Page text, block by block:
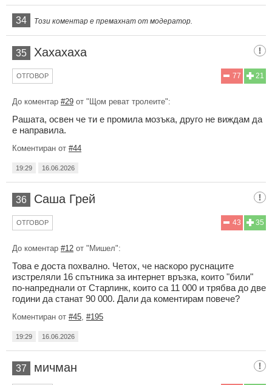
34 Този коментар е премахнат от модератор.
35 Хахахаха
21
77
ОТГОВОР
До коментар #29 от "Щом реват тролеите":
Рашата, освен че ти е промила мозъка, друго не виждам да
е направила.
Коментиран от #44
19:29 16.06.2026
36 Саша Грей
35
43
ОТГОВОР
До коментар #12 от "Мишел":
Това е доста похвално. Четох, че наскоро руснаците
изстреляли 16 спътника за интернет връзка, които "били"
по-напреднали от Старлинк, които са 11 000 и трябва до две
години да станат 90 000. Дали да коментирам повече?
Коментиран от #45 #195
19:29 16.06.2026
37 мичман